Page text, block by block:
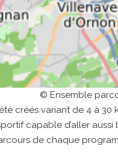
© Ensemble
créés variant de 4 à
capable d’aller
de chaque